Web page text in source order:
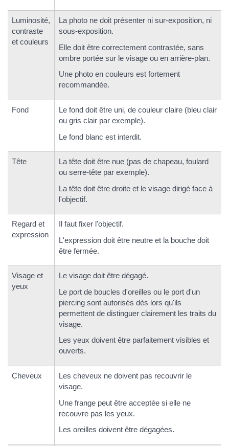
Luminosité,
contraste
et couleurs
La photo ne doit présenter ni sur-exposition, ni
sous-exposition.
Elle doit être correctement contrastée, sans
ombre portée sur le visage ou en arrière-plan.
Une photo en couleurs est fortement
recommandée.
Fond
Le fond doit être uni, de couleur claire (bleu clair
ou gris clair par exemple).
Le fond blanc est interdit.
Tête
La tête doit être nue (pas de chapeau, foulard
ou serre-tête par exemple).
La tête doit être droite et le visage dirigé face à
l'objectif.
Regard et
expression
Il faut fixer l'objectif.
L'expression doit être neutre et la bouche doit
être fermée.
Visage et
yeux
Le visage doit être dégagé.
Le port de boucles d'oreilles ou le port d'un
piercing sont autorisés dès lors qu'ils
permettent de distinguer clairement les traits du
visage.
Les yeux doivent être parfaitement visibles et
ouverts.
Cheveux
Les cheveux ne doivent pas recouvrir le
visage.
Une frange peut être acceptée si elle ne
recouvre pas les yeux.
Les oreilles doivent être dégagées.